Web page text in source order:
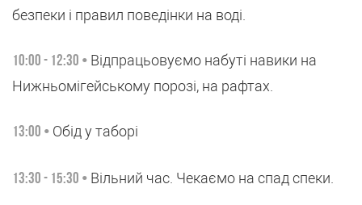
безпеки і правил поведінки на воді.
10:00 - 12:30 • Відпрацьовуємо набуті навики на
Нижньомігейському порозі, на рафтах.
13:00 • Обід у таборі
13:30 - 15:30 • Вільний час. Чекаємо на спад спеки.